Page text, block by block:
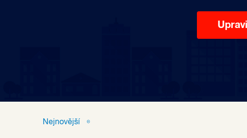
Nejnovější